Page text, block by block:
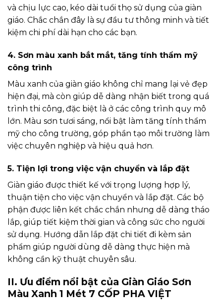
và chịu lực cao, kéo dài tuổi thọ sử dụng của giàn
giáo. Chắc chắn đây là sự đầu tư thông minh và tiết
kiệm chi phí dài hạn cho các bạn.
4. Sơn màu xanh bắt mắt, tăng tính thẩm mỹ
công trình
Màu xanh của giàn giáo không chỉ mang lại vẻ đẹp
hiện đại, mà còn giúp dễ dàng nhận biết trong quá
trình thi công, đặc biệt là ở các công trình quy mô
lớn. Màu sơn tươi sáng, nổi bật làm tăng tính thẩm
mỹ cho công trường, góp phần tạo môi trường làm
việc chuyên nghiệp và hiệu quả hơn.
5. Tiện lợi trong việc vận chuyển và lắp đặt
Giàn giáo được thiết kế với trọng lượng hợp lý,
thuận tiện cho việc vận chuyển và lắp đặt. Các bộ
phận được liên kết chắc chắn nhưng dễ dàng tháo
lắp, giúp tiết kiệm thời gian và công sức cho người
sử dụng. Hướng dẫn lắp đặt chi tiết đi kèm sản
phẩm giúp người dùng dễ dàng thực hiện mà
không cần kỹ thuật chuyên sâu.
II. Ưu điểm nổi bật của Giàn Giáo Sơn
Màu Xanh 1 Mét 7 CỐP PHA VIỆT